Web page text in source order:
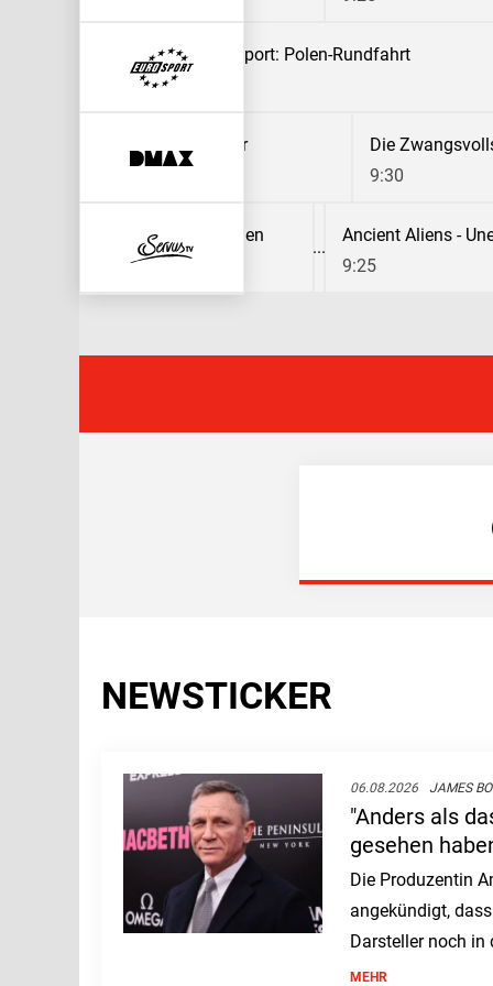
France der Damen
Radsport: Polen-Rundfahrt
Die Zwangsvollstrecker
Die
9:30
Geniale Mega Maschinen
9:25
NEWSTICKER
06.08.2026 JAMES
"Anders als
gesehen
neue 007?
Die Produzentin
angekündigt,
Darsteller noch
gegeben wird.
MEHR